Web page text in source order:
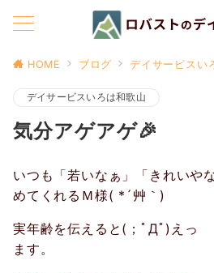
HOME ブログ デイサービスい
デイサービスいろは和歌山
気分アゲアゲ🎉
いつも「若いなぁ」「きれいや
めてくれるＭ様( *´艸｀)
実年齢を伝えると(；ﾟДﾟ)え
ます。